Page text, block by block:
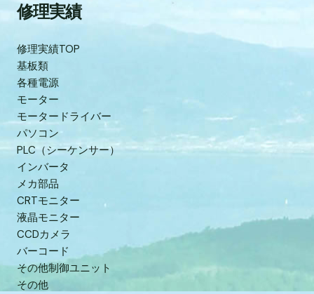
修理実績
修理実績TOP
基板類
各種電源
モーター
モータードライバー
パソコン
PLC（シーケンサー）
インバータ
メカ部品
CRTモニター
液晶モニター
CCDカメラ
バーコード
その他制御ユニット
その他